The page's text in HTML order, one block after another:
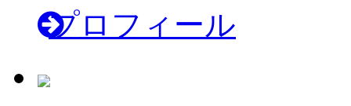
プロフィール